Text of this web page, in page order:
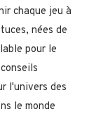
chaque jeu à
nées de
pour le
l'univers des
le monde